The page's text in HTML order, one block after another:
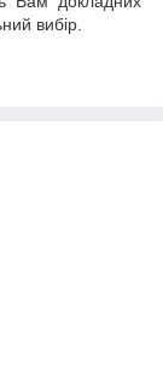
вибір.